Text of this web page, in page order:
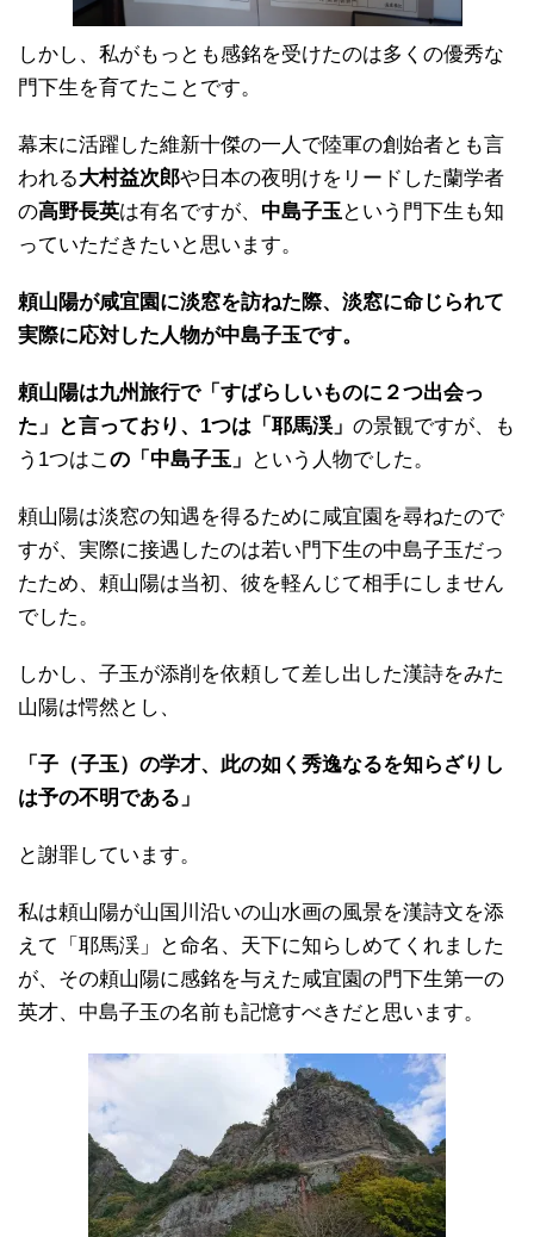
しかし、私がもっとも感銘を受けたのは多くの優秀な
門下生を育てたことです。
幕末に活躍した維新十傑の一人で陸軍の創始者とも言
われる大村益次郎や日本の夜明けをリードした蘭学者
の高野長英は有名ですが、 中島子玉という門下生も知
っていただきたいと思います。
頼山陽が咸宜園に淡窓を訪ねた際、淡窓に命じられて
実際に応対した人物が中島子玉です。
頼山陽は九州旅行で「すばらしいものに２つ出会っ
た」と言っており、1つは「耶馬渓」 の景観ですが、も
う1つはこの「中島子玉」 という人物でした。
頼山陽は淡窓の知遇を得るために咸宜園を尋ねたので
すが、実際に接遇したのは若い門下生の中島子玉だっ
たため、頼山陽は当初、彼を軽んじて相手にしません
でした。
しかし、子玉が添削を依頼して差し出した漢詩をみた
山陽は愕然とし、
「子（子玉）の学才、此の如く秀逸なるを知らざりし
は予の不明である」
と謝罪しています。
私は頼山陽が山国川沿いの山水画の風景を漢詩文を添
えて「耶馬渓」と命名、天下に知らしめてくれました
が、その頼山陽に感銘を与えた咸宜園の門下生第一の
英才、中島子玉の名前も記憶すべきだと思います。